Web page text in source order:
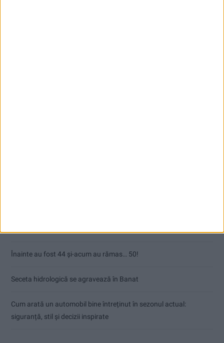
Înainte au fost 44 și-acum au rămas… 50!
Seceta hidrologică se agravează în Banat
Cum arată un automobil bine întreținut în sezonul actual:
siguranță, stil și decizii inspirate